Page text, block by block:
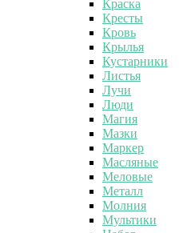
Краска
Кресты
Кровь
Крылья
Кустарники
Листья
Лучи
Люди
Магия
Мазки
Маркер
Масляные
Меловые
Металл
Молния
Мультики